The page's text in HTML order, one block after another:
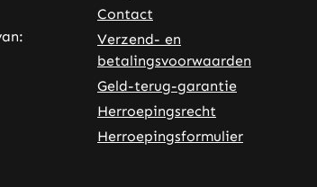
a new browser tab (external link)
– opens in a new browser tab (external link)
Contact
Verzend- en
betalingsvoorwaarden
Geld-terug-garantie
Herroepingsrecht
Herroepingsformulier